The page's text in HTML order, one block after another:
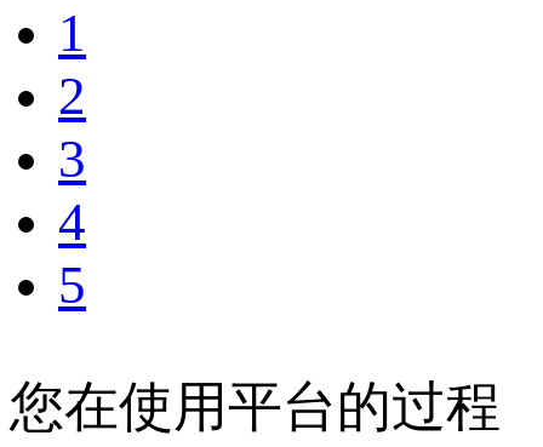
1
2
3
4
5
您在使用平台的过程